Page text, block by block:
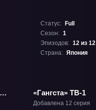
Статус:
Full
Сезон: 1
Эпизодов: 12 из 12
Страна: Япония
«Гангста» ТВ-1
Добавлена 12 серия